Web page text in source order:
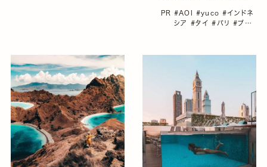
ラオス・タイ・インドネシ
ア・フィリピン＞
PR #AOI #yuco#インドネ
シア #タイ#バリ#プロ